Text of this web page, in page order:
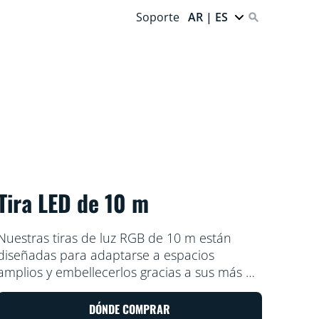
Soporte AR | ES
LED de 10 m
tiras de luz RGB de 10 m están
para adaptarse a espacios
y embellecerlos gracias a sus más de
millones de colores sólidos, modos
estáticos y dinámicos y funciones
DÓNDE COMPRAR